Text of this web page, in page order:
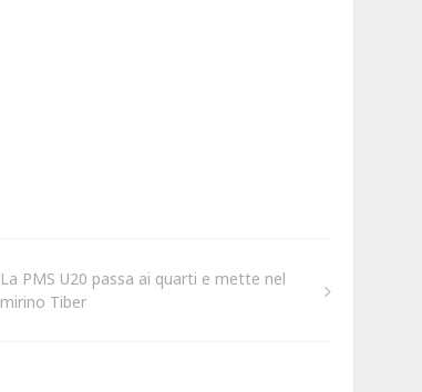
La PMS U20 passa ai quarti e mette nel
mirino Tiber